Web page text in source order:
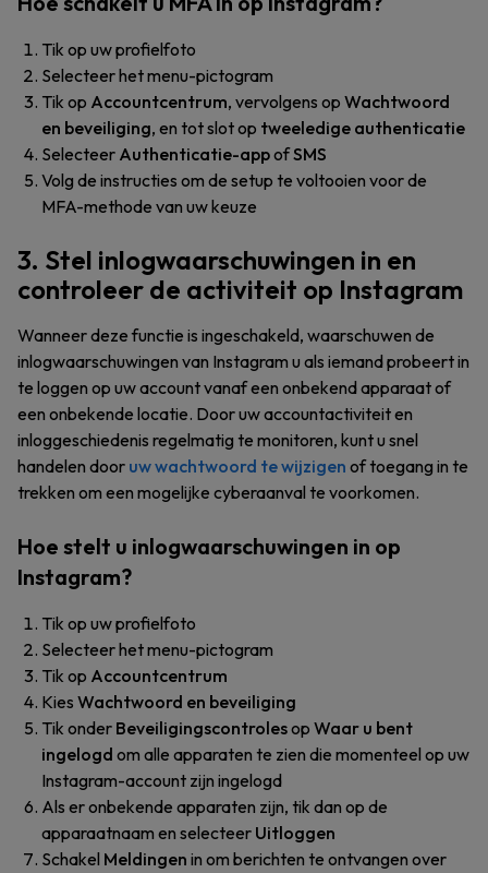
Tik op uw profielfoto
Selecteer het menu-pictogram
Tik op Accountcentrum, vervolgens op Wachtwoord
en beveiliging, en tot slot op tweeledige authenticatie
Selecteer Authenticatie-appofSMS
Volg de instructies om de setup te voltooien voor de
MFA-methode van uw keuze
3. Stel inlogwaarschuwingen in en
controleer de activiteit op Instagram
Wanneer deze functie is ingeschakeld, waarschuwen de
inlogwaarschuwingen van Instagram u als iemand probeert in
te loggen op uw account vanaf een onbekend apparaat of
een onbekende locatie. Door uw accountactiviteit en
inloggeschiedenis regelmatig te monitoren, kunt u snel
handelen door uw wachtwoord te wijzigen of toegang in te
trekken om een mogelijke cyberaanval te voorkomen.
Hoe stelt u inlogwaarschuwingen in op
Instagram?
Tik op uw profielfoto
Selecteer het menu-pictogram
Tik op Accountcentrum
Kies Wachtwoord en beveiliging
Tik onder Beveiligingscontrolesop Waar u bent
ingelogd om alle apparaten te zien die momenteel op uw
Instagram-account zijn ingelogd
Als er onbekende apparaten zijn, tik dan op de
apparaatnaam en selecteer Uitloggen
Schakel Meldingen in om berichten te ontvangen over